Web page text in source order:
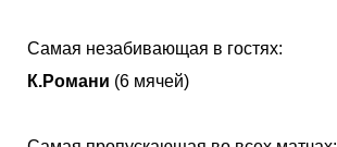
Самая незабивающая в гостях:
К.Романи (6 мячей)